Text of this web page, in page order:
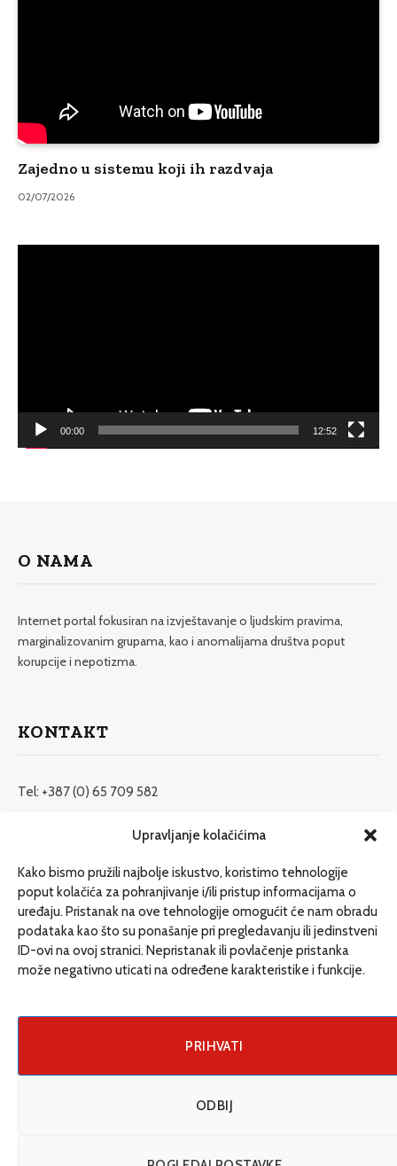
Upravljanje kolačićima
Kako bismo pružili najbolje iskustvo, koristimo tehnologije
poput kolačića za pohranjivanje i/ili pristup informacijama o
uređaju. Pristanak na ove tehnologije omogućit će nam obradu
podataka kao što su ponašanje pri pregledavanju ili jedinstveni
ID-ovi na ovoj stranici. Nepristanak ili povlačenje pristanka
može negativno uticati na određene karakteristike i funkcije.
PRIHVATI
ODBIJ
Zajedno u sistemu koji ih razdvaja
02/07/2026
00:00 12:52
O NAMA
Internet portal fokusiran na izvještavanje o ljudskim pravima,
marginalizovanim grupama, kao i anomalijama društva poput
korupcije i nepotizma.
KONTAKT
Tel: +387 (0) 65 709 582
redakcija@etrafika.net
Dosije
Drugi pišu
Društvo